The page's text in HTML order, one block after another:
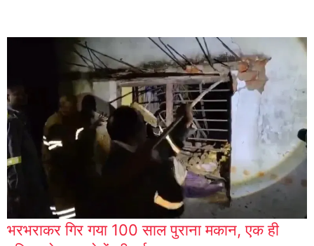
भरभराकर गिर गया 100 साल पुराना मकान, एक ही